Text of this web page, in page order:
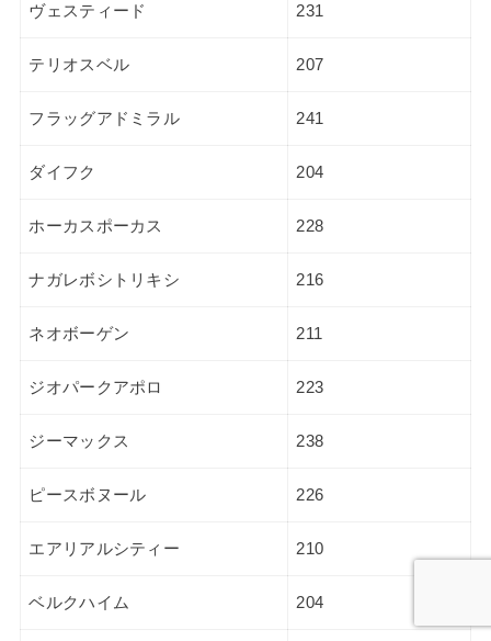
ヴェスティード 231
テリオスベル 207
フラッグアドミラル 241
ダイフク 204
ホーカスポーカス 228
ナガレボシトリキシ 216
ネオボーゲン 211
ジオパークアポロ 223
ジーマックス 238
ピースボヌール 226
エアリアルシティー 210
ベルクハイム 204